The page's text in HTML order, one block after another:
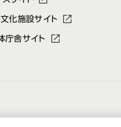
文化施設サイト
庁舎サイト